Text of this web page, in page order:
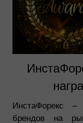
ИнстаФорекс
брендов на